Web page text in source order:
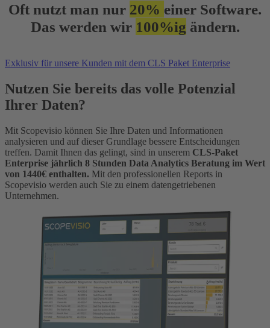
Oft nutzt man nur 20% einer Software.
Das werden wir 100%ig ändern.
Exklusiv für unsere Kunden mit dem CLS Paket Enterprise
Nutzen Sie bereits das volle Potenzial
Ihrer Daten?
Mit Scopevisio können Sie Ihre Daten und Informationen
analysieren und auf dieser Grundlage bessere Entscheidungen
treffen. Damit Ihnen das gelingt, sind in unserem CLS-Paket
Enterprise jährlich 8 Stunden Data Analytics Beratung im Wert
von 1440€ enthalten. Mit den professionellen Reports in
Scopevisio werden auch Sie zu einem datengetriebenen
Unternehmen.